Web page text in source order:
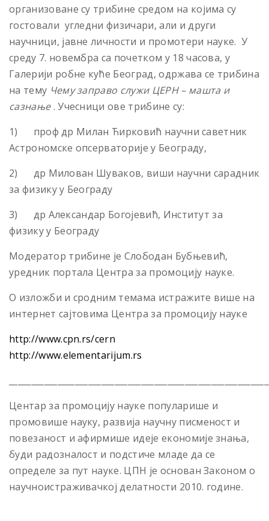
организоване су трибине средом на коjима су
гостовали угледни физичари, али и други
научници, jавне личности и промотери науке. У
среду 7. новембра са почетком у 18 часова, у
Галерији робне куће Београд, одржава се трибина
на тему Чему заправо служи ЦЕРН – машта и
сазнање. Учесници ове трибине су:
1) проф др Милан Ћирковић научни саветник
Астрономске опсерваторије у Београду,
2) др Милован Шуваков, виши научни сарадник
за физику у Београду
3) др Александар Богојевић, Институт за
физику у Београду
Модератор трибине је Слободан Бубњевић,
уредник портала Центра за промоцију науке.
О изложби и сродним темама истражите више на
интернет сајтовима Центра за промоцију науке
http://www.cpn.rs/cern
http://www.elementarijum.rs
Центар за промоцију науке популарише и
промовише науку, развија научну писменост и
повезаност и афирмише идеје економије знања,
буди радозналост и подстиче младе да се
определе за пут науке. ЦПН је основан Законом о
научноистраживачкој делатности 2010. године.